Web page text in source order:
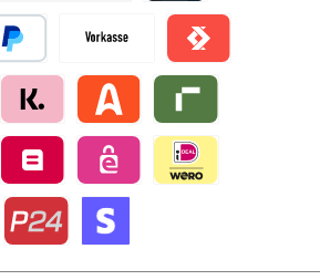
Vorkasse Satispay by mollie
Klarna by mollieAlma by mollieRiverty by mollie
mollie
Belfius by mollieeps by mollie
Credit card by mollie
bezahlen